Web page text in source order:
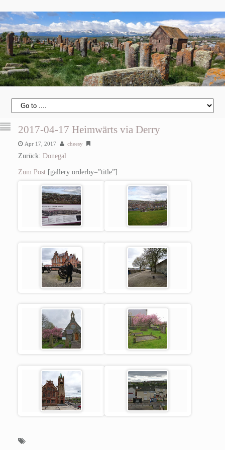
2017-04-17 Heimwärts via Derry
Apr 17, 2017 cheesy
Zurück: Donegal
Zum Post[gallery orderby=”title”]